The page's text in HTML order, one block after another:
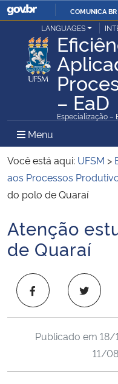
COMUNICA BR
Ministério da Justiça e Segurança
Ministério da Defesa
Ministério das Relações
Ministério da Educação
Ministério da Cidadania
Ministério da Saúde
LANGUAGES
– EaD
Especialização –
Menu Menu
Você está aqui: UFSM >
aos Processos
do polo de Quaraí
Início do conteúdo
Atenção
de Quaraí
Publicado em 18/
11/